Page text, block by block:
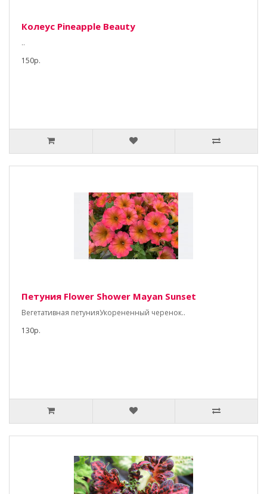
Колеус Pineapple Beauty
..
150р.
Петуния Flower Shower Mayan Sunset
Вегетативная петунияУкорененный черенок..
130р.